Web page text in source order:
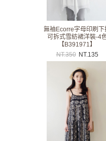
無袖Ecorre字母印刷下
可拆式雪紡裙洋裝-4
【B391971】
NT.350 NT.135